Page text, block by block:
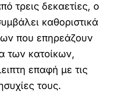
τρεις δεκαετίες, ο
καθοριστικά
που επηρεάζουν
των κατοίκων,
επαφή με τις
τους.